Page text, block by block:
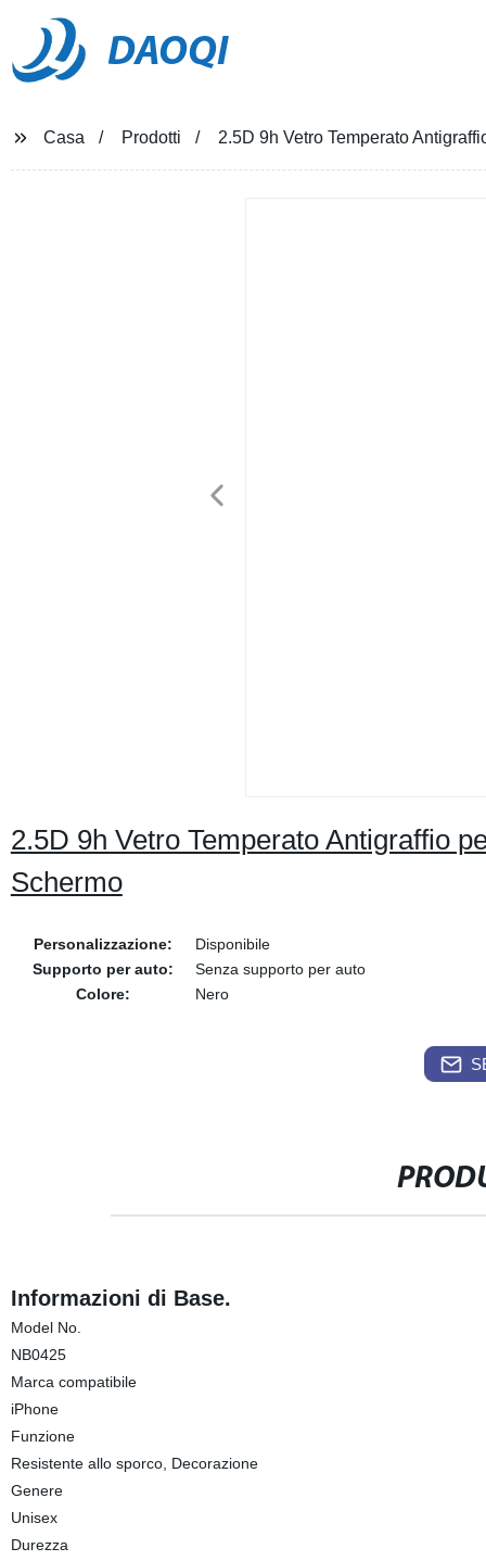
DAOQI
Casa Prodotti 2.5D 9h Vetro Temperato
2.5D 9h Vetro Temperato Antigraffio
Schermo
Personalizzazione:
Disponibile
Supporto per auto:
Senza supporto per auto
Colore:
Nero
Informazioni di Base.
Model No.
NB0425
Marca compatibile
iPhone
Funzione
Resistente allo sporco, Decorazione
Genere
Unisex
Durezza